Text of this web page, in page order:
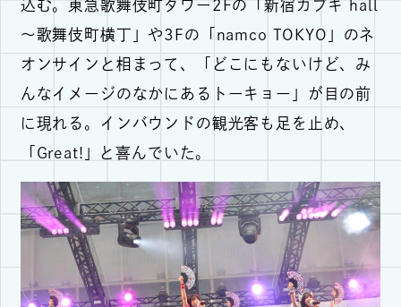
込む。東急歌舞伎町タワー2Fの「新宿カブキ hall
～歌舞伎町横丁」や3Fの「namco TOKYO」のネ
オンサインと相まって、「どこにもないけど、み
んなイメージのなかにあるトーキョー」が目の前
に現れる。インバウンドの観光客も足を止め、
「Great!」と喜んでいた。